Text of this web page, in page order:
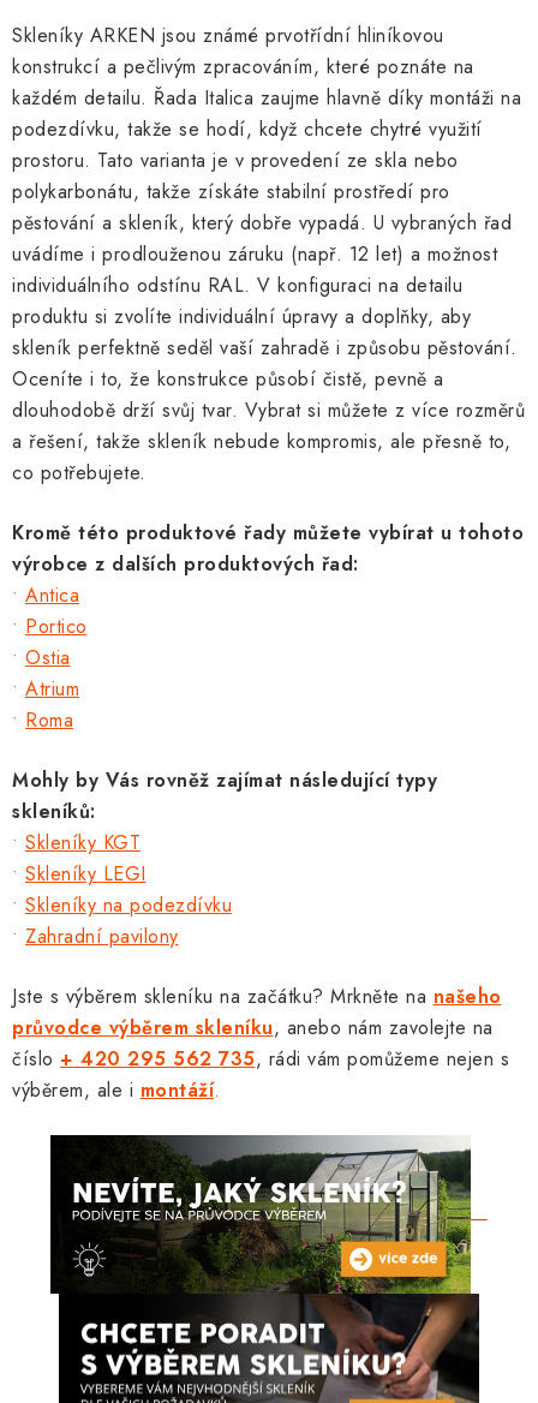
l
á
d
a
c
í
p
r
v
k
y
v
ý
p
i
s
u
Skleníky ARKEN jsou známé prvotřídní hliníkovou
konstrukcí a pečlivým zpracováním, které poznáte na
každém detailu. Řada Italica zaujme hlavně díky montáži na
podezdívku, takže se hodí, když chcete chytré využití
prostoru. Tato varianta je v provedení ze skla nebo
polykarbonátu, takže získáte stabilní prostředí pro
pěstování a skleník, který dobře vypadá. U vybraných řad
uvádíme i prodlouženou záruku (např. 12 let) a možnost
individuálního odstínu RAL. V konfiguraci na detailu
produktu si zvolíte individuální úpravy a doplňky, aby
skleník perfektně seděl vaší zahradě i způsobu pěstování.
Oceníte i to, že konstrukce působí čistě, pevně a
dlouhodobě drží svůj tvar. Vybrat si můžete z více rozměrů
a řešení, takže skleník nebude kompromis, ale přesně to,
co potřebujete.
Kromě této produktové řady můžete vybírat u tohoto
výrobce z dalších produktových řad:
• Antica
• Portico
• Ostia
• Atrium
• Roma
Mohly by Vás rovněž zajímat následující typy
skleníků:
• Skleníky KGT
• Skleníky LEGI
• Skleníky na podezdívku
• Zahradní pavilony
Jste s výběrem skleníku na začátku? Mrkněte na našeho
průvodce výběrem skleníku, anebo nám zavolejte na
číslo + 420 295 562 735, rádi vám pomůžeme nejen s
výběrem, ale i montáží.